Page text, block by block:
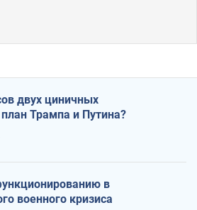
двух циничных
Трампа и Путина?
в
военного кризиса